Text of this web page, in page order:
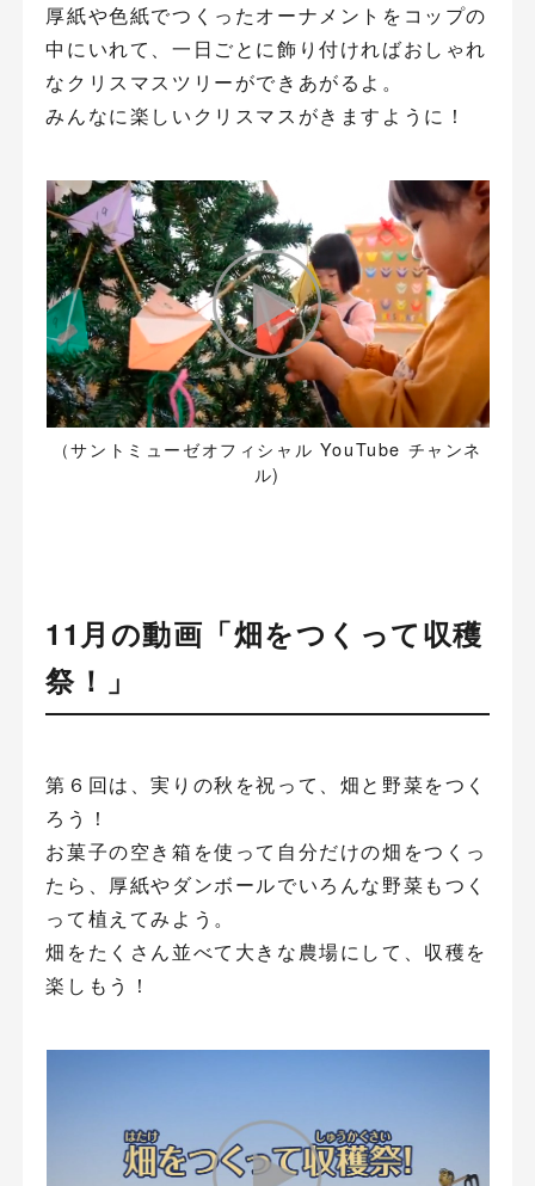
厚紙や色紙でつくったオーナメントをコップの
中にいれて、一日ごとに飾り付ければおしゃれ
なクリスマスツリーができあがるよ。
みんなに楽しいクリスマスがきますように！
（サントミューゼオフィシャル YouTube チャンネ
ル)
11月の動画「畑をつくって収穫
祭！」
第６回は、実りの秋を祝って、畑と野菜をつく
ろう！
お菓子の空き箱を使って自分だけの畑をつくっ
たら、厚紙やダンボールでいろんな野菜もつく
って植えてみよう。
畑をたくさん並べて大きな農場にして、収穫を
楽しもう！